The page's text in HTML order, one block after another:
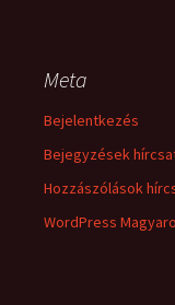
Meta
Bejelentkezés
Bejegyzések
Hozzászólások
WordPress